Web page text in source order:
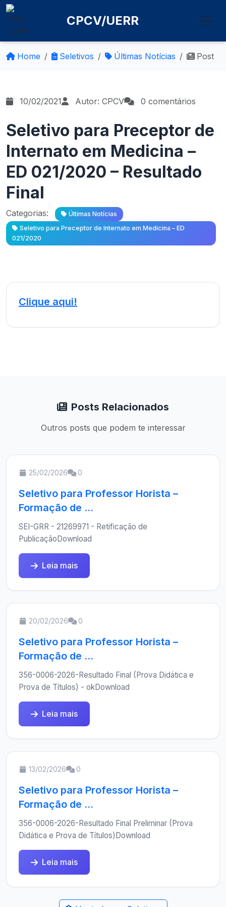
CPCV/UERR
Home Seletivos Últimas Notícias Post
10/02/2021 Autor: CPCV 0 comentários
Seletivo para Preceptor de
Internato em Medicina –
ED 021/2020 – Resultado
Final
Categorias:
Últimas Notícias
Seletivo para Preceptor de Internato em Medicina – ED
021/2020
Clique aqui!
Posts Relacionados
Outros posts que podem te interessar
25/02/2026 0
Seletivo para Professor Horista –
Formação de ...
SEI-GRR - 21269971 - Retificação de
PublicaçãoDownload
Leia mais
20/02/2026 0
Seletivo para Professor Horista –
Formação de ...
356-0006-2026-Resultado Final (Prova Didática e
Prova de Títulos) - okDownload
Leia mais
13/02/2026 0
Seletivo para Professor Horista –
Formação de ...
356-0006-2026-Resultado Final Preliminar (Prova
Didática e Prova de Títulos)Download
Leia mais